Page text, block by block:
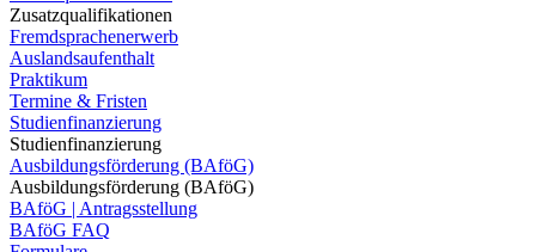
Zusatzqualifikationen
Fremdsprachenerwerb
Auslandsaufenthalt
Praktikum
Termine & Fristen
Studienfinanzierung
Studienfinanzierung
Ausbildungsförderung (BAföG)
Ausbildungsförderung (BAföG)
BAföG | Antragsstellung
BAföG FAQ